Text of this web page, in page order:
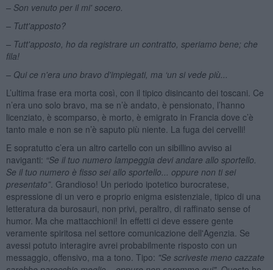
– Son venuto per il mi' socero.
– Tutt'apposto?
– Tutt'apposto, ho da registrare un contratto, speriamo bene; che
fila!
– Qui ce n'era uno bravo d'impiegati, ma ‘un si vede più...
L’ultima frase era morta così, con il tipico disincanto dei toscani. Ce
n’era uno solo bravo, ma se n’è andato, è pensionato, l’hanno
licenziato, è scomparso, è morto, è emigrato in Francia dove c’è
tanto male e non se n’è saputo più niente. La fuga dei cervelli!
E sopratutto c’era un altro cartello con un sibillino avviso ai
naviganti: “Se il tuo numero lampeggia devi andare allo sportello.
Se il tuo numero è fisso sei allo sportello... oppure non ti sei
presentato”. Grandioso! Un periodo ipotetico burocratese,
espressione di un vero e proprio enigma esistenziale, tipico di una
letteratura da burosauri, non privi, peraltro, di raffinato sense of
humor. Ma che mattacchioni! In effetti ci deve essere gente
veramente spiritosa nel settore comunicazione dell'Agenzia. Se
avessi potuto interagire avrei probabilmente risposto con un
messaggio, offensivo, ma a tono. Tipo: "Se scriveste meno cazzate